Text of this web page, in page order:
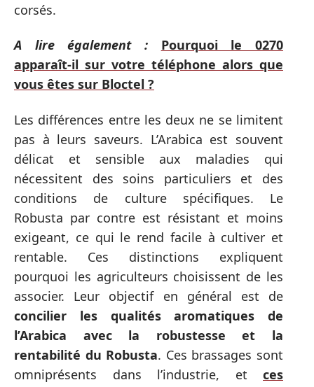
corsés.
A lire également :
Pourquoi le 0270
apparaît-il sur votre téléphone alors que
vous êtes sur Bloctel ?
Les différences entre les deux ne se limitent
pas à leurs saveurs. L’Arabica est souvent
délicat et sensible aux maladies qui
nécessitent des soins particuliers et des
conditions de culture spécifiques. Le
Robusta par contre est résistant et moins
exigeant, ce qui le rend facile à cultiver et
rentable. Ces distinctions expliquent
pourquoi les agriculteurs choisissent de les
associer. Leur objectif en général est de
concilier les qualités aromatiques de
l’Arabica
avec la robustesse
et la
rentabilité du Robusta. Ces brassages sont
omniprésents dans l’industrie, et ces